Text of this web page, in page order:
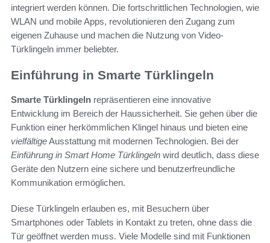
integriert werden können. Die fortschrittlichen Technologien, wie
WLAN und mobile Apps, revolutionieren den Zugang zum
eigenen Zuhause und machen die Nutzung von Video-
Türklingeln immer beliebter.
Einführung in Smarte Türklingeln
Smarte Türklingeln repräsentieren eine innovative
Entwicklung im Bereich der Haussicherheit. Sie gehen über die
Funktion einer herkömmlichen Klingel hinaus und bieten eine
vielfältigeAusstattung mit modernen Technologien. Bei der
Einführung in Smart Home Türklingeln wird deutlich, dass diese
Geräte den Nutzern eine sichere und benutzerfreundliche
Kommunikation ermöglichen.
Diese Türklingeln erlauben es, mit Besuchern über
Smartphones oder Tablets in Kontakt zu treten, ohne dass die
Tür geöffnet werden muss. Viele Modelle sind mit Funktionen